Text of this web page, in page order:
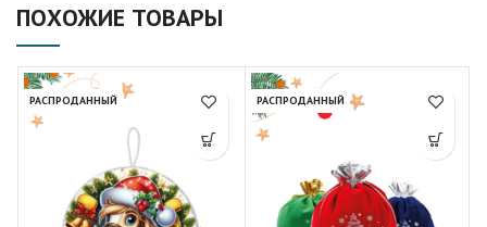
ПОХОЖИЕ ТОВАРЫ
РАСПРОДАННЫЙ РАСПРОДАННЫЙ